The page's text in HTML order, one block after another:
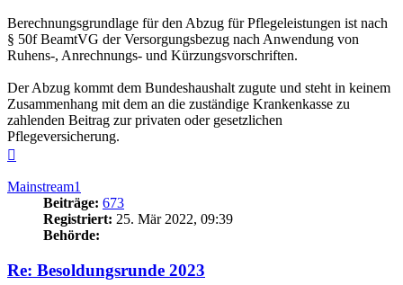
Berechnungsgrundlage für den Abzug für Pflegeleistungen ist nach
§ 50f BeamtVG der Versorgungsbezug nach Anwendung von
Ruhens-, Anrechnungs- und Kürzungsvorschriften.
Der Abzug kommt dem Bundeshaushalt zugute und steht in keinem
Zusammenhang mit dem an die zuständige Krankenkasse zu
zahlenden Beitrag zur privaten oder gesetzlichen
Pflegeversicherung.
Mainstream1
Beiträge: 673
Registriert: 25. Mär 2022, 09:39
Behörde:
Re: Besoldungsrunde 2023